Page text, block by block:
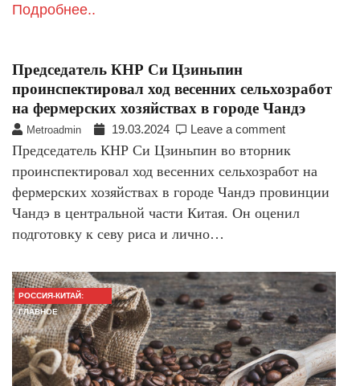
Подробнее..
Председатель КНР Си Цзиньпин
проинспектировал ход весенних сельхозработ
на фермерских хозяйствах в городе Чандэ
Metroadmin 19.03.2024 Leave a comment
Председатель КНР Си Цзиньпин во вторник
проинспектировал ход весенних сельхозработ на
фермерских хозяйствах в городе Чандэ провинции
Чандэ в центральной части Китая. Он оценил
подготовку к севу риса и лично…
РОССИЯ-КИТАЙ:
ГЛАВНОЕ